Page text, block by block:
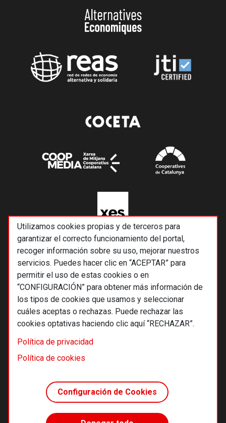
Utilizamos cookies propias y de terceros para
garantizar el correcto funcionamiento del portal,
recoger información sobre su uso, mejorar nuestros
servicios. Puedes hacer clic en “ACEPTAR” para
permitir el uso de estas cookies o en
“CONFIGURACIÓN” para obtener más información de
los tipos de cookies que usamos y seleccionar
cuáles aceptas o rechazas. Puede rechazar las
cookies optativas haciendo clic aquí “RECHAZAR”.
Política de privacidad
Política de cookies
Configuración de Cookies
© 2026 Alternativas económicas SCCL
Footer
Términos y condiciones de uso
Política de cookies
Principios editoriales